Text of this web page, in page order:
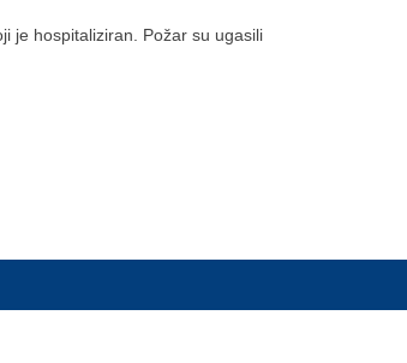
je hospitaliziran. Požar su ugasili